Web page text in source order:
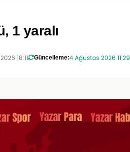
1 yaralı
18:11 Güncelleme:4 Ağustos 2026 11:29